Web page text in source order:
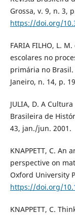
Grossa, v. 9, n. 3,
https://doi.org/
FARIA FILHO, L.
escolares no
primária no Brasil.
Janeiro, n. 14, p.
JULIA, D. A
Brasileira de
43, jan./jun. 2001.
KNAPPETT, C.
perspective on
Oxford University
https://doi.org/
KNAPPETT, C.